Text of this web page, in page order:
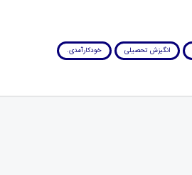
انگیزش تحصیلی خودکارآمدی.